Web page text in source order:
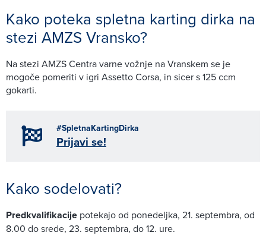
Kako poteka spletna karting dirka na
stezi AMZS Vransko?
Na stezi AMZS Centra varne vožnje na Vranskem se je
mogoče pomeriti v igri Assetto Corsa, in sicer s 125 ccm
gokarti.
#SpletnaKartingDirka
Prijavi se!
Kako sodelovati?
Predkvalifikacije potekajo od ponedeljka, 21. septembra, od
8.00 do srede, 23. septembra, do 12. ure.